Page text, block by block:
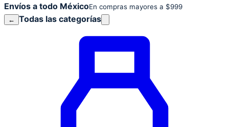
Envíos a todo MéxicoEn compras mayores a $999
← Todas las categorías